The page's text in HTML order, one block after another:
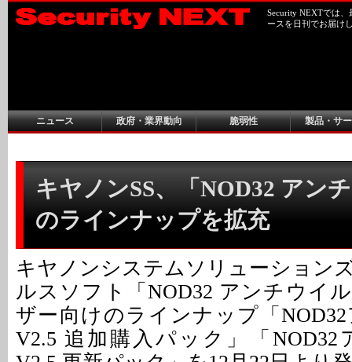
Security NEXTでは
ースを日刊でお届け
ニュース 政府・業界動向 脆弱性 製品・サ
キヤノンSS、「NOD32 アン
のラインナップを拡充
キヤノンシステムソリューション
ルスソフト「NOD32 アンチウイ
ザー向けのラインナップ「
V2.5 追加購入パック」「